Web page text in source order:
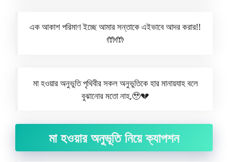
এক আকাশ পরিমাণ ইচ্ছে আমার সন্তাকে এইভাবে আদর করার!!
🤲🤲
মা হওয়ার অনুভুতি পৃথিবীর সকল অনুভুতিকে হার মানায়যাহ বলে
বুঝানোর মতো নাহ,🥹💔
মা হওয়ার অনুভূতি নিয়ে ক্যাপশন